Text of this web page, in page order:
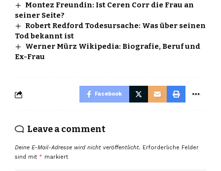
Montez Freundin: Ist Ceren Corr die Frau an
seiner Seite?
Robert Redford Todesursache: Was über seinen
Tod bekannt ist
Werner Mürz Wikipedia: Biografie, Beruf und
Ex-Frau
Facebook
Leave a comment
Deine E-Mail-Adresse wird nicht veröffentlicht. Erforderliche Felder
sind mit * markiert